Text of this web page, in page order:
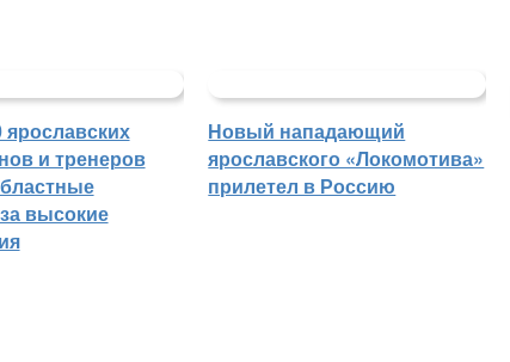
ярославских
и тренеров
высокие
Новый нападающий
ярославского «Локомотива»
прилетел в Россию